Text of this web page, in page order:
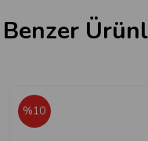
Benzer
%10